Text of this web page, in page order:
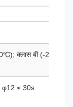
क्लास बी (-200℃
φ12 ≤ 30s